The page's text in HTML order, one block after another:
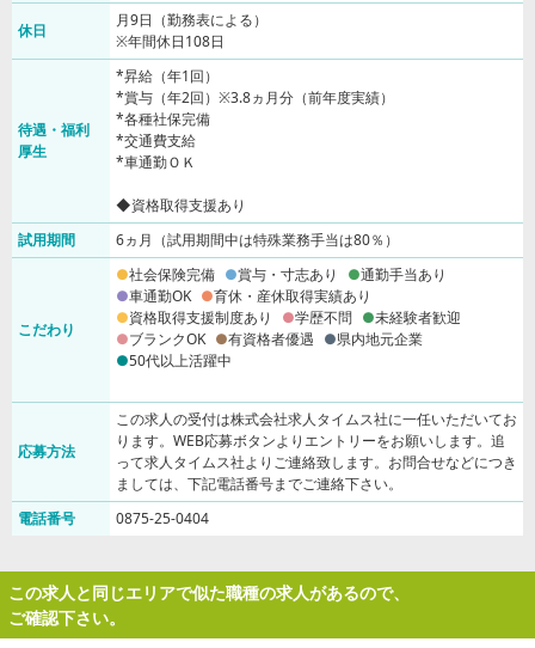
休日
月9日（勤務表による）
※年間休日108日
待遇・福利
厚生
*昇給（年1回）
*賞与（年2回）※3.8ヵ月分（前年度実績）
*各種社保完備
*交通費支給
*車通勤ＯＫ
◆資格取得支援あり
試用期間
6ヵ月（試用期間中は特殊業務手当は80％）
こだわり
社会保険完備 賞与・寸志あり
通勤手当あり
車通勤OK
育休・産休取得実績あり
資格取得支援制度あり
学歴不問
未経験者歓迎
ブランクOK
有資格者優遇
県内地元企業
50代以上活躍中
応募方法
この求人の受付は株式会社求人タイムス社に一任いただいてお
ります。WEB応募ボタンよりエントリーをお願いします。追
って求人タイムス社よりご連絡致します。お問合せなどにつき
ましては、下記電話番号までご連絡下さい。
電話番号
0875-25-0404
この求人と同じエリアで似た職種の求人があるので、
ご確認下さい。